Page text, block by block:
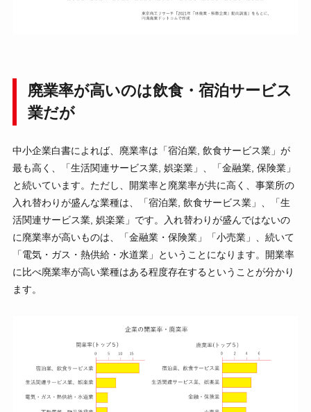
廃業率が高いのは飲食・宿泊サービス
業だが
中小企業白書によれば、廃業率は「宿泊業, 飲食サービス業」が
最も高く、「生活関連サービス業, 娯楽業」、「金融業, 保険業」
と続いています。ただし、開業率と廃業率が共に高く、事業所の
入れ替わりが盛んな業種は、「宿泊業, 飲食サービス業」、「生
活関連サービス業, 娯楽業」です。入れ替わりが盛んではないの
に廃業率が高いものは、「金融業・保険業」「小売業」、続いて
「電気・ガス・熱供給・水道業」ということになります。開業率
に比べ廃業率が高い業種はある程度存在するということが分かり
ます。